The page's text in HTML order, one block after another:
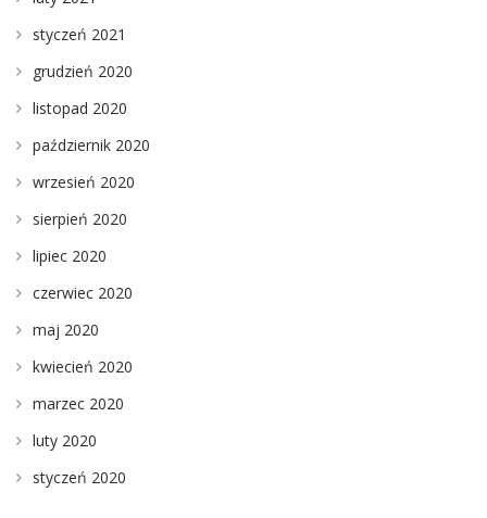
styczeń 2021
grudzień 2020
listopad 2020
październik 2020
wrzesień 2020
sierpień 2020
lipiec 2020
czerwiec 2020
maj 2020
kwiecień 2020
marzec 2020
luty 2020
styczeń 2020